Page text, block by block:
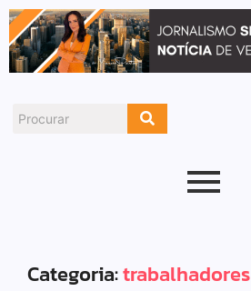
Categoria:trabalhadores